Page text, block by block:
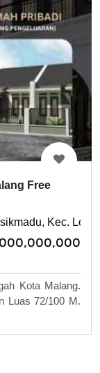
Free
Kec.
Kota Malang.
Luas 72/100 M.